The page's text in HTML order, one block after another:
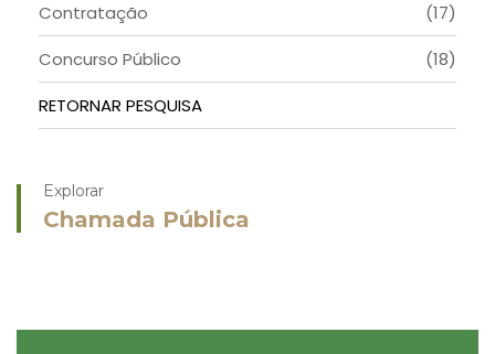
Contratação
(17)
Concurso Público
(18)
RETORNAR PESQUISA
Explorar
Chamada Pública